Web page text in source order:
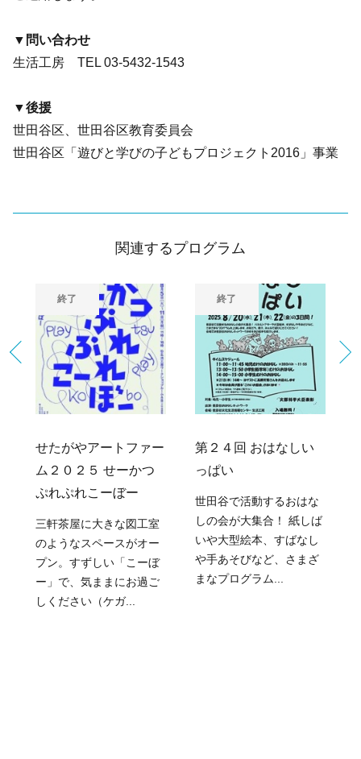
▼問い合わせ
生活工房 TEL 03-5432-1543
▼後援
世田谷区、世田谷区教育委員会
世田谷区「遊びと学びの子どもプロジェクト2016」事業
関連するプログラム
終了
せたがやアートファー
ム２０２５ せーかつ
ぷれぷれこーぼー
三軒茶屋に大きな図工室
のようなスペースがオー
プン。すずしい「こーぼ
ー」で、気ままにお過ご
しください（ケガ...
終了
第２４回 おはなしい
っぱい
世田谷で活動するおはな
しの会が大集合！ 紙しば
いや大型絵本、すばなし
や手あそびなど、さまざ
まなプログラム...